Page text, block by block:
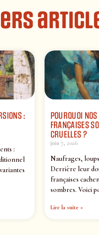
:
:
POURQUOI
FRANÇAISES
CRUELLES ?
juin 7, 2026
Naufrages,
Derrière leur
françaises
sombres. Voici
Lire la suite »